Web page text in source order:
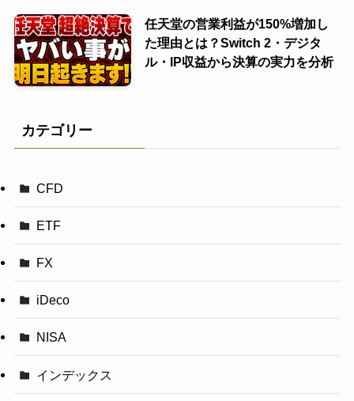
任天堂の営業利益が150%増加し
た理由とは？Switch 2・デジタ
ル・IP収益から決算の実力を分析
カテゴリー
CFD
ETF
FX
iDeco
NISA
インデックス